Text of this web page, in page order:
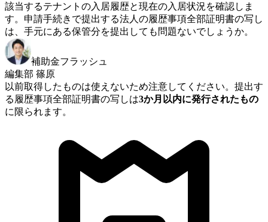
該当するテナントの入居履歴と現在の入居状況を確認しま
す。申請手続きで提出する法人の履歴事項全部証明書の写し
は、手元にある保管分を提出しても問題ないでしょうか。
補助金フラッシュ
編集部 篠原
以前取得したものは使えないため注意してください。提出す
る履歴事項全部証明書の写しは3か月以内に発行されたもの
に限られます。